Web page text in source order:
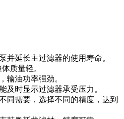
并延长主过滤器的使用寿命。
质量轻。
输油功率强劲。
及时显示过滤器承受压力。
同需要，选择不同的精度，达到